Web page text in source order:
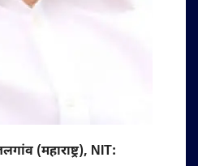
(महाराष्ट्र), NIT: